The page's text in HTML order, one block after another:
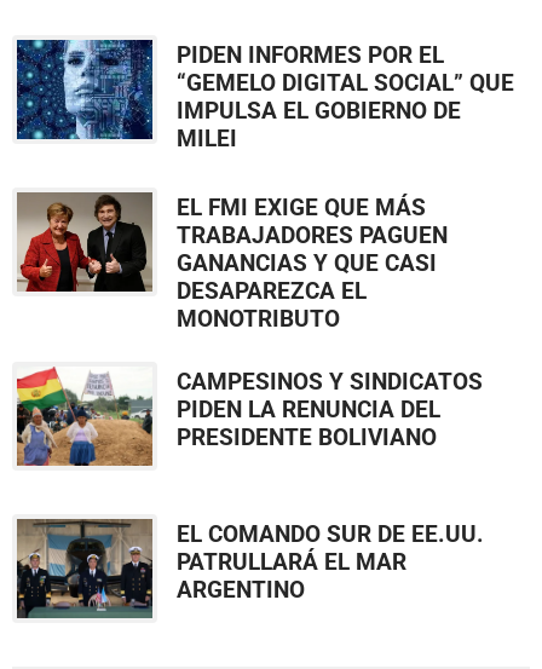
PIDEN INFORMES POR EL
“GEMELO DIGITAL SOCIAL” QUE
IMPULSA EL GOBIERNO DE
MILEI
EL FMI EXIGE QUE MÁS
TRABAJADORES PAGUEN
GANANCIAS Y QUE CASI
DESAPAREZCA EL
MONOTRIBUTO
CAMPESINOS Y SINDICATOS
PIDEN LA RENUNCIA DEL
PRESIDENTE BOLIVIANO
EL COMANDO SUR DE EE.UU.
PATRULLARÁ EL MAR
ARGENTINO